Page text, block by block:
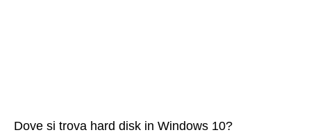
Dove si trova hard disk in Windows 10?